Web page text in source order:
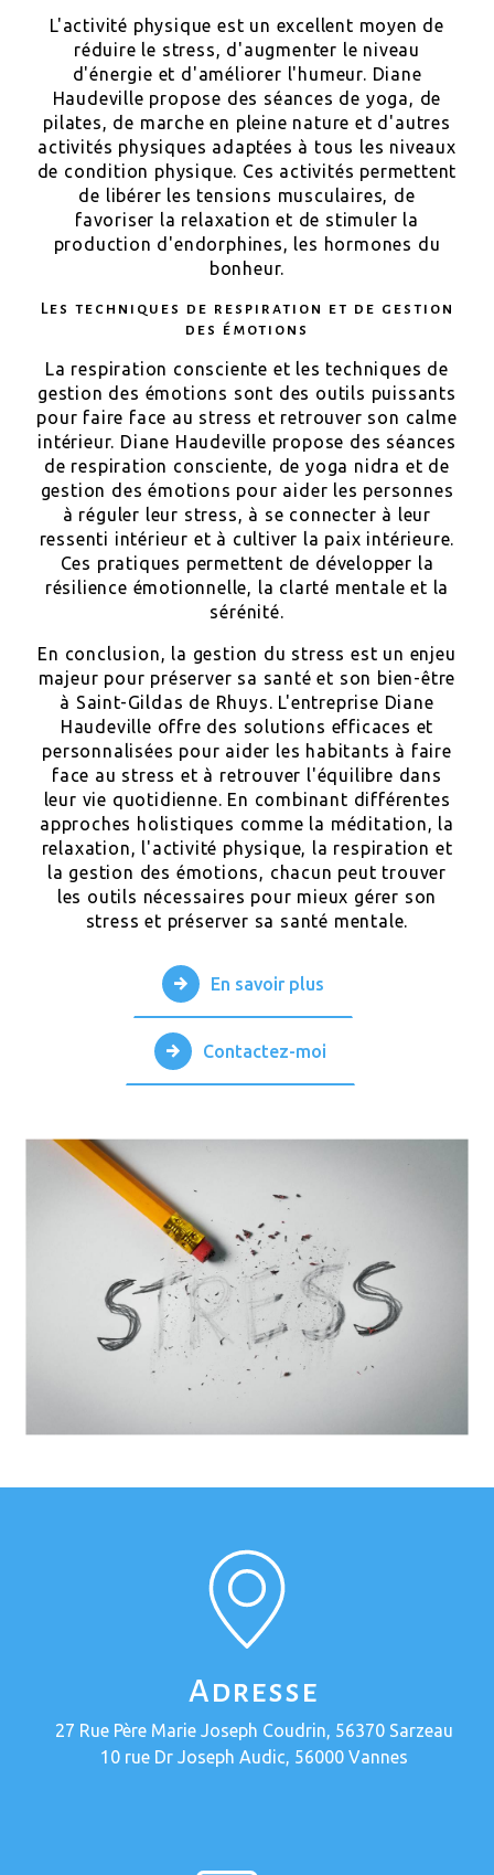
L'activité physique est un excellent moyen de
réduire le stress, d'augmenter le niveau
d'énergie et d'améliorer l'humeur. Diane
Haudeville propose des séances de yoga, de
pilates, de marche en pleine nature et d'autres
activités physiques adaptées à tous les niveaux
de condition physique. Ces activités permettent
de libérer les tensions musculaires, de
favoriser la relaxation et de stimuler la
production d'endorphines, les hormones du
bonheur.
Les techniques de respiration et de gestion
des émotions
La respiration consciente et les techniques de
gestion des émotions sont des outils puissants
pour faire face au stress et retrouver son calme
intérieur. Diane Haudeville propose des séances
de respiration consciente, de yoga nidra et de
gestion des émotions pour aider les personnes
à réguler leur stress, à se connecter à leur
ressenti intérieur et à cultiver la paix intérieure.
Ces pratiques permettent de développer la
résilience émotionnelle, la clarté mentale et la
sérénité.
En conclusion, la gestion du stress est un enjeu
majeur pour préserver sa santé et son bien-être
à Saint-Gildas de Rhuys. L'entreprise Diane
Haudeville offre des solutions efficaces et
personnalisées pour aider les habitants à faire
face au stress et à retrouver l'équilibre dans
leur vie quotidienne. En combinant différentes
approches holistiques comme la méditation, la
relaxation, l'activité physique, la respiration et
la gestion des émotions, chacun peut trouver
les outils nécessaires pour mieux gérer son
stress et préserver sa santé mentale.
En savoir plus
Contactez-moi
Adresse
27 Rue Père Marie Joseph Coudrin, 56370 Sarzeau
10 rue Dr Joseph Audic, 56000 Vannes